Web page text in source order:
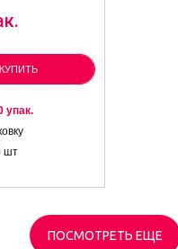
КУПИТЬ
упак.
шт
ПОСМОТРЕТЬ ЕЩЕ